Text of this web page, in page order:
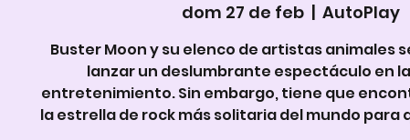
dom 27 de feb
  |
AutoPlay
Buster Moon y su elenco de artistas animales
lanzar un deslumbrante espectáculo en
entretenimiento. Sin embargo, tiene que
la estrella de rock más solitaria del mundo para